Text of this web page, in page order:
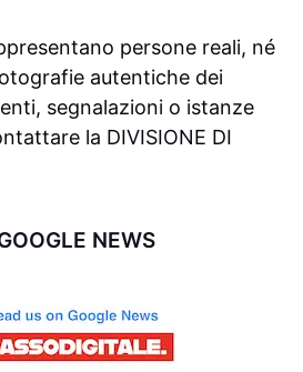
persone reali, né
autentiche dei
segnalazioni o istanze
la DIVISIONE DI
NEWS